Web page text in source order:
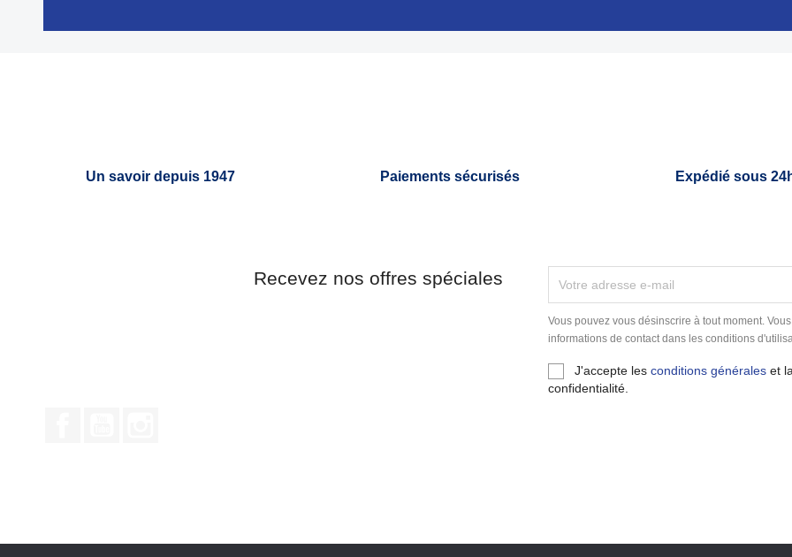
Un savoir depuis 1947 Paiements sécurisés Expédié sous
Recevez nos offres spéciales
Vous pouvez vous désinscrire à tout moment.
informations de contact dans les conditions
J'accepte lesconditions générales et
confidentialité.